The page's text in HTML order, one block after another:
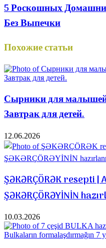
5 Роскошных
Без Выпечки
Похожие статьи
Сырники для
Завтрак для детей.
12.06.2026
ŞƏKƏRÇÖRƏK resepti |
ŞƏKƏRÇÖRƏYİNİN
10.03.2026